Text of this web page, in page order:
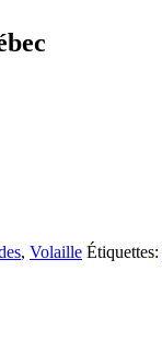
, Volaille Étiquettes: